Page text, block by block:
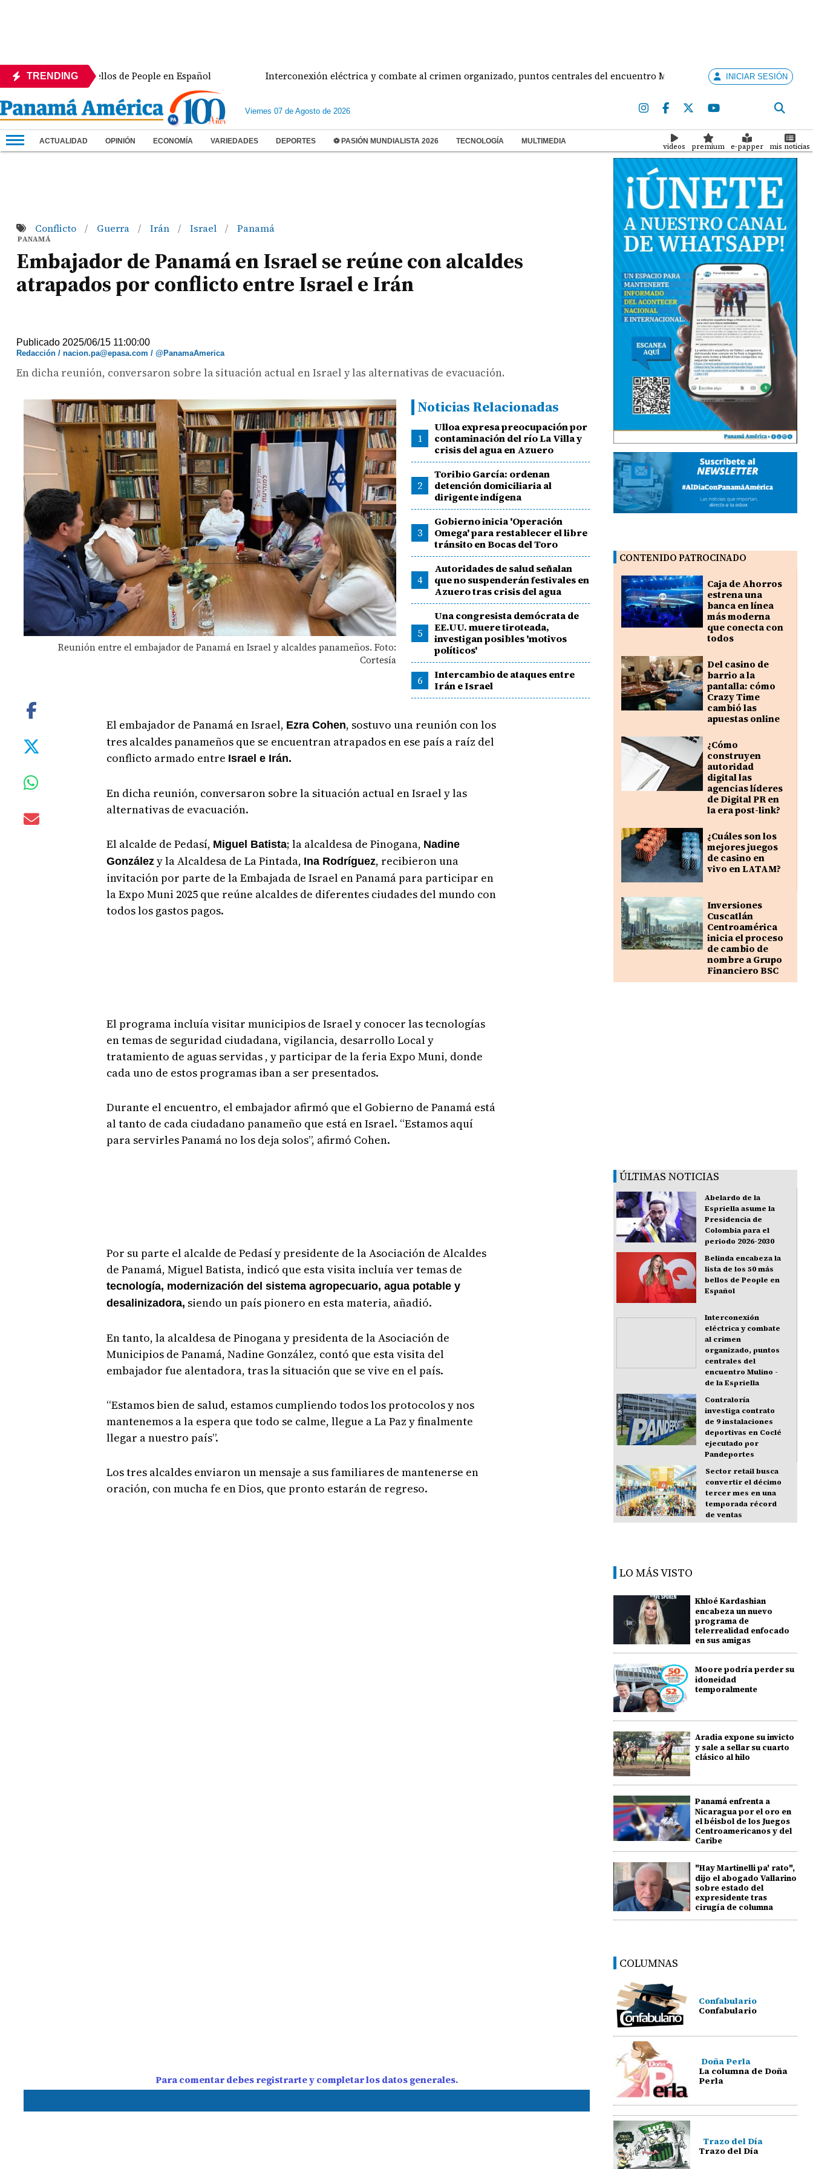
TRENDING
los 50 más bellos de People en Español Interconexión eléctrica y combate al crimen organizado, puntos centrales del encuentro Mulino - de la Espriella INICIAR SESIÓN
Viernes 07 de Agosto de 2026
ACTUALIDAD OPINIÓN ECONOMÍA VARIEDADES DEPORTES ⚽ PASIÓN MUNDIALISTA 2026 TECNOLOGÍA MULTIMEDIA
videos premium e-papper mis noticias
Conflicto / Guerra / Irán / Israel / Panamá
PANAMÁ
Embajador de Panamá en Israel se reúne con alcaldes
atrapados por conflicto entre Israel e Irán
Publicado 2025/06/15 11:00:00
Redacción / nacion.pa@epasa.com / @PanamaAmerica
En dicha reunión, conversaron sobre la situación actual en Israel y las alternativas de evacuación.
Reunión entre el embajador de Panamá en Israel y alcaldes panameños. Foto:
Cortesía
Noticias Relacionadas
1
Ulloa expresa preocupación por
contaminación del río La Villa y
crisis del agua en Azuero
2
Toribio García: ordenan
detención domiciliaria al
dirigente indígena
3
Gobierno inicia 'Operación
Omega' para restablecer el libre
tránsito en Bocas del Toro
4
Autoridades de salud señalan
que no suspenderán festivales en
Azuero tras crisis del agua
5
Una congresista demócrata de
EE.UU. muere tiroteada,
investigan posibles 'motivos
políticos'
6
Intercambio de ataques entre
Irán e Israel
El embajador de Panamá en Israel, Ezra Cohen, sostuvo una reunión con los
tres alcaldes panameños que se encuentran atrapados en ese país a raíz del
conflicto armado entre Israel e Irán.
En dicha reunión, conversaron sobre la situación actual en Israel y las
alternativas de evacuación.
El alcalde de Pedasí, Miguel Batista; la alcaldesa de Pinogana, Nadine
Gonzálezy la Alcaldesa de La Pintada, Ina Rodríguez, recibieron una
invitación por parte de la Embajada de Israel en Panamá para participar en
la Expo Muni 2025 que reúne alcaldes de diferentes ciudades del mundo con
todos los gastos pagos.
El programa incluía visitar municipios de Israel y conocer las tecnologías
en temas de seguridad ciudadana, vigilancia, desarrollo Local y
tratamiento de aguas servidas , y participar de la feria Expo Muni, donde
cada uno de estos programas iban a ser presentados.
Durante el encuentro, el embajador afirmó que el Gobierno de Panamá está
al tanto de cada ciudadano panameño que está en Israel. “Estamos aquí
para servirles Panamá no los deja solos”, afirmó Cohen.
Por su parte el alcalde de Pedasí y presidente de la Asociación de Alcaldes
de Panamá, Miguel Batista, indicó que esta visita incluía ver temas de
tecnología, modernización del sistema agropecuario, agua potable y
desalinizadora, siendo un país pionero en esta materia, añadió.
En tanto, la alcaldesa de Pinogana y presidenta de la Asociación de
Municipios de Panamá, Nadine González, contó que esta visita del
embajador fue alentadora, tras la situación que se vive en el país.
“Estamos bien de salud, estamos cumpliendo todos los protocolos y nos
mantenemos a la espera que todo se calme, llegue a La Paz y finalmente
llegar a nuestro país”.
Los tres alcaldes enviaron un mensaje a sus familiares de mantenerse en
oración, con mucha fe en Dios, que pronto estarán de regreso.
Para comentar debes registrarte y completar los datos generales.
CONTENIDO PATROCINADO
Caja de Ahorros
estrena una
banca en línea
más moderna
que conecta con
todos
Del casino de
barrio a la
pantalla: cómo
Crazy Time
cambió las
apuestas online
¿Cómo
construyen
autoridad
digital las
agencias líderes
de Digital PR en
la era post-link?
¿Cuáles son los
mejores juegos
de casino en
vivo en LATAM?
Inversiones
Cuscatlán
Centroamérica
inicia el proceso
de cambio de
nombre a Grupo
Financiero BSC
ÚLTIMAS NOTICIAS
Abelardo de la
Espriella asume la
Presidencia de
Colombia para el
periodo 2026-2030
Belinda encabeza la
lista de los 50 más
bellos de People en
Español
Interconexión
eléctrica y combate
al crimen
organizado, puntos
centrales del
encuentro Mulino -
de la Espriella
Contraloría
investiga contrato
de 9 instalaciones
deportivas en Coclé
ejecutado por
Pandeportes
Sector retail busca
convertir el décimo
tercer mes en una
temporada récord
de ventas
LO MÁS VISTO
Khloé Kardashian
encabeza un nuevo
programa de
telerrealidad enfocado
en sus amigas
Moore podría perder su
idoneidad
temporalmente
Aradia expone su invicto
y sale a sellar su cuarto
clásico al hilo
Panamá enfrenta a
Nicaragua por el oro en
el béisbol de los Juegos
Centroamericanos y del
Caribe
"Hay Martinelli pa' rato",
dijo el abogado Vallarino
sobre estado del
expresidente tras
cirugía de columna
COLUMNAS
Confabulario
Confabulario
Doña Perla
La columna de Doña
Perla
Trazo del Día
Trazo del Día